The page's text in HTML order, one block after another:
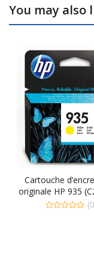
You may also
Cartouche
originale HP 935